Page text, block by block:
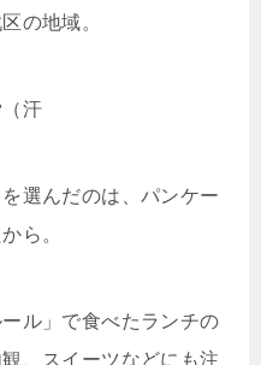
の地域。
汗
選んだのは、パンケー
ら。
ル」で食べたランチの
、スイーツなどにも注